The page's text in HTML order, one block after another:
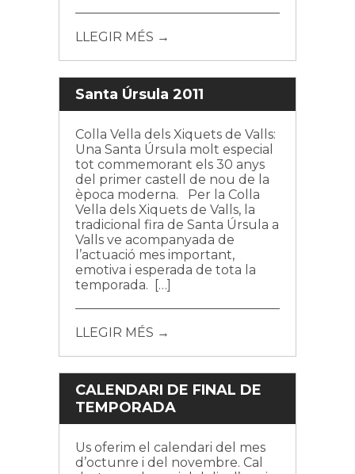
LLEGIR MÉS →
Santa Úrsula 2011
Colla Vella dels Xiquets de Valls:
Una Santa Úrsula molt especial
tot commemorant els 30 anys
del primer castell de nou de la
època moderna. Per la Colla
Vella dels Xiquets de Valls, la
tradicional fira de Santa Úrsula a
Valls ve acompanyada de
l’actuació mes important,
emotiva i esperada de tota la
temporada. […]
LLEGIR MÉS →
CALENDARI DE FINAL DE
TEMPORADA
Us oferim el calendari del mes
d’octunre i del novembre. Cal